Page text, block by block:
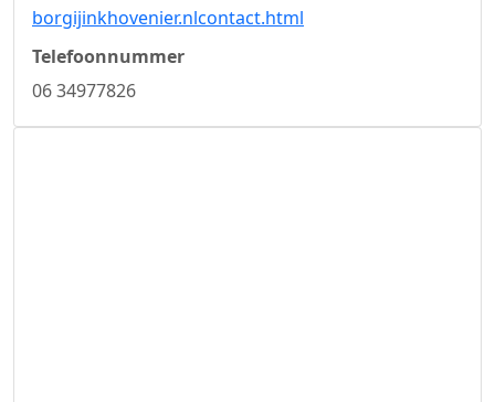
borgijinkhovenier.nlcontact.html
Telefoonnummer
06 34977826